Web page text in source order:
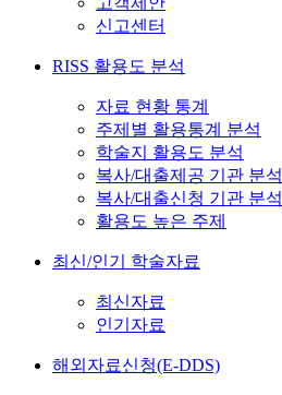
신고센터
RISS 활용도 분석
자료 현황 통계
주제별 활용통계 분석
학술지 활용도 분석
복사/대출제공 기관 분석
복사/대출신청 기관 분석
활용도 높은 주제
최신/인기 학술자료
최신자료
인기자료
해외자료신청(E-DDS)